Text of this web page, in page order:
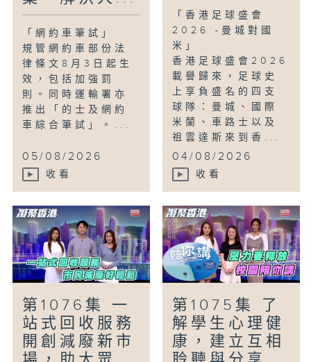
「網約車筆試」
規管網約車部份法
律條文8月3日起生
效，包括加強罰
則。同時運輸署亦
推出「的士及網約
車綜合筆試」。...
05/08/2026
收看
「香港足球盛會
2026 -曼城對國
米」
香港足球盛會2026
載譽歸來，足球史
上享負盛名的四支
球隊：曼城、國際
米蘭、車路士以及
祖雲達斯來到香...
04/08/2026
收看
第1076集 一
站式回收服務
開創減廢新市
第1075集 了
解學生心理健
康，建立互相